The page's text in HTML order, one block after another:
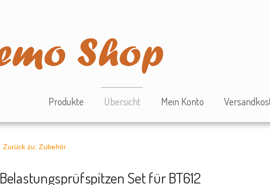
Produkte Übersicht Mein Konto
Zurück zu: Zubehör
Belastungsprüfspitzen Set für BT612